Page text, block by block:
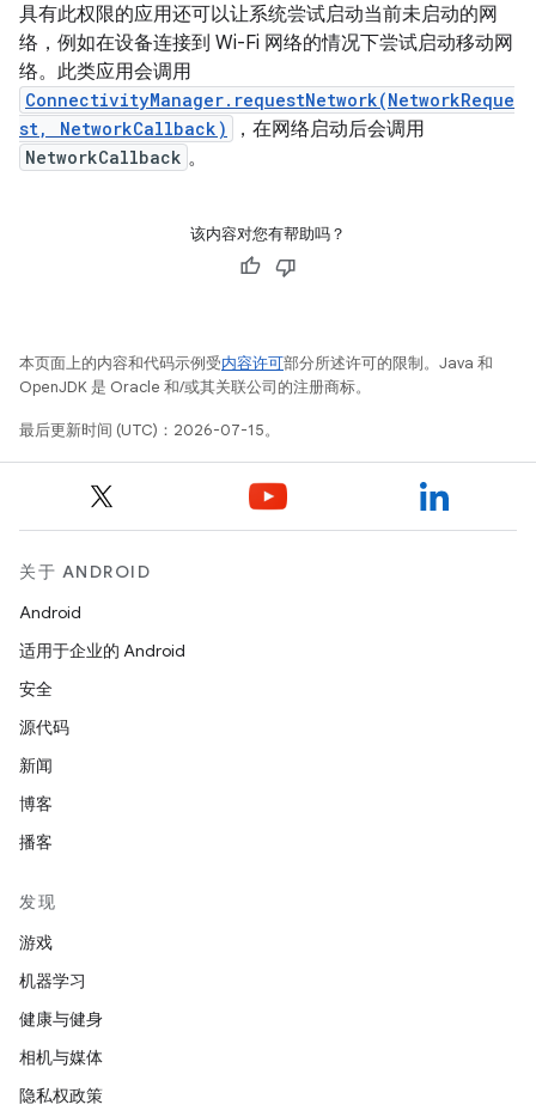
具有此权限的应用还可以让系统尝试启动当前未启动的网
络，例如在设备连接到 Wi-Fi 网络的情况下尝试启动移动网
络。此类应用会调用
ConnectivityManager.requestNetwork(NetworkReque
st, NetworkCallback)
，在网络启动后会调用
NetworkCallback 。
该内容对您有帮助吗？
本页面上的内容和代码示例受内容许可部分所述许可的限制。Java 和
OpenJDK 是 Oracle 和/或其关联公司的注册商标。
最后更新时间 (UTC)：2026-07-15。
关于 ANDROID
Android
适用于企业的 Android
安全
源代码
新闻
博客
播客
发现
游戏
机器学习
健康与健身
相机与媒体
隐私权政策